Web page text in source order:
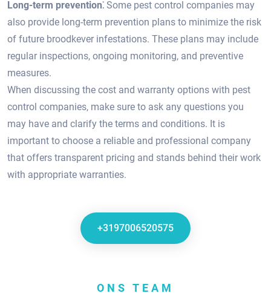
Long-term prevention⁚ Some pest control companies may
also provide long-term prevention plans to minimize the risk
of future broodkever infestations.​ These plans may include
regular inspections, ongoing monitoring, and preventive
measures.​
When discussing the cost and warranty options with pest
control companies, make sure to ask any questions you
may have and clarify the terms and conditions.​ It is
important to choose a reliable and professional company
that offers transparent pricing and stands behind their work
with appropriate warranties.​
+3197006520575
ONS TEAM